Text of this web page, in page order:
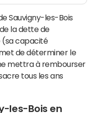
Sauvigny-les-Bois
la dette de
(sa capacité
de déterminer le
mettra à rembourser
tous les ans
les-Bois en